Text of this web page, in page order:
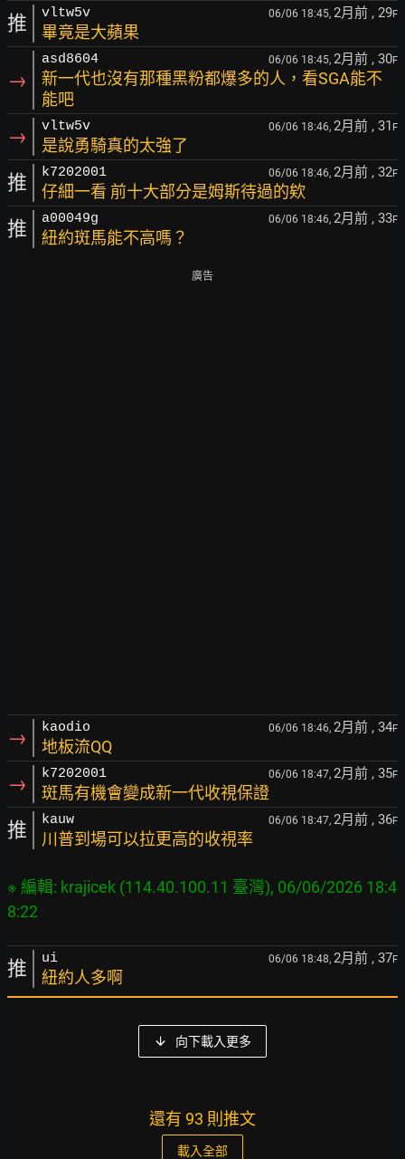
推 vltw5v 06/06 18:45, 2月前 , 29F
畢竟是大蘋果
→
asd8604 06/06 18:45, 2月前 , 30F
新一代也沒有那種黑粉都爆多的人，看SGA能不
能吧
→ vltw5v 06/06 18:46, 2月前 , 31 F
是說勇騎真的太強了
推 k7202001 06/06 18:46, 2月前 , 32F
仔細一看 前十大部分是姆斯待過的欸
推 a00049g 06/06 18:46, 2月前 , 33F
紐約斑馬能不高嗎？
廣告
→ kaodio 06/06 18:46, 2月前 , 34F
地板流QQ
→ k7202001 06/06 18:47, 2月前 , 35F
斑馬有機會變成新一代收視保證
推 kauw 06/06 18:47, 2月前 , 36F
川普到場可以拉更高的收視率
※ 編輯: krajicek (114.40.100.11 臺灣), 06/06/2026 18:4
推 ui 06/06 18:48, 2月前 , 37F
紐約人多啊
向下載入更多
還有 93 則推文
載入全部